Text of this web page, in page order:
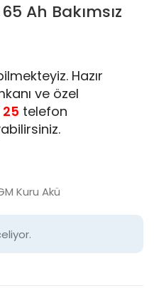
Ah Bakımsız
Hazır
ve özel
25 telefon
Kuru Akü